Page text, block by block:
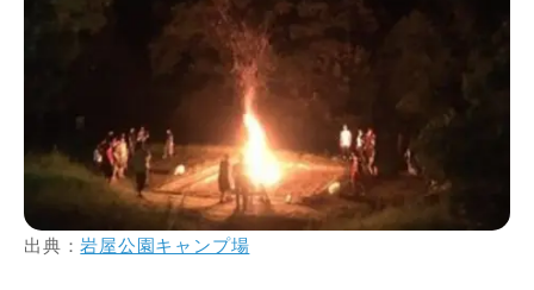
出典：岩屋公園キャンプ場